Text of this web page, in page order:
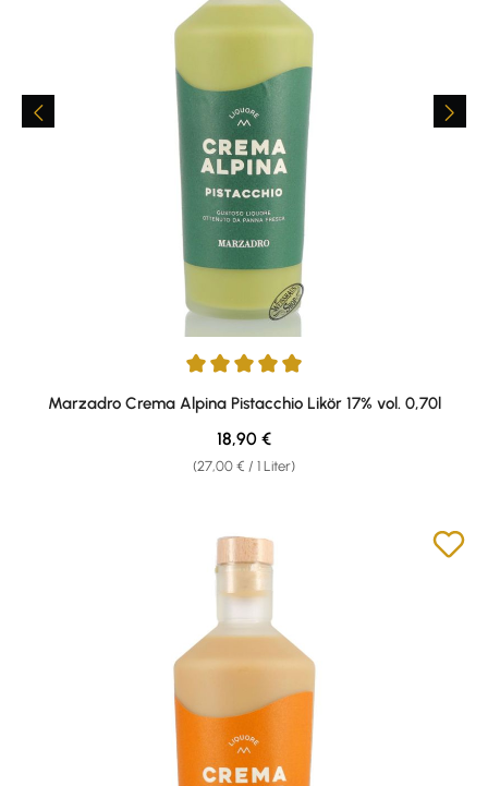
Durchschnittliche Bewertung von 4.92 von 5 Sternen
Marzadro Crema Alpina Pistacchio Likör 17% vol. 0,70l
(27,00 € / 1 Liter)
Regulärer Preis:
18,90 €